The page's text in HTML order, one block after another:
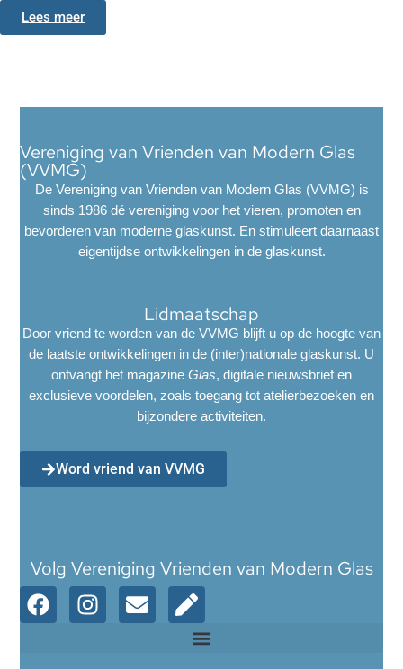
Lees meer
Vereniging van Vrienden van Modern Glas
(VVMG)
De Vereniging van Vrienden van Modern Glas (VVMG) is
sinds 1986 dé vereniging voor het vieren, promoten en
bevorderen van moderne glaskunst. En stimuleert daarnaast
eigentijdse ontwikkelingen in de glaskunst.
Lidmaatschap
Door vriend te worden van de VVMG blijft u op de hoogte van
de laatste ontwikkelingen in de (inter)nationale glaskunst. U
ontvangt het magazine Glas, digitale nieuwsbrief en
exclusieve voordelen, zoals toegang tot atelierbezoeken en
bijzondere activiteiten.
Word vriend van VVMG
Volg Vereniging Vrienden van Modern Glas